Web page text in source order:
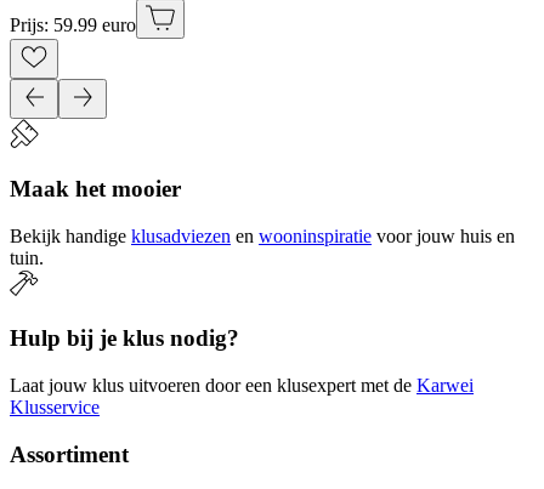
Prijs: 59.99 euro
Maak het mooier
Bekijk handige klusadviezen en wooninspiratie voor jouw huis en
tuin.
Hulp bij je klus nodig?
Laat jouw klus uitvoeren door een klusexpert met de Karwei
Klusservice
Assortiment